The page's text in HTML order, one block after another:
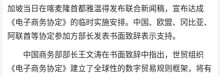
加坡当日在喀麦隆首都雅温得发布联合新闻稿，宣布达成
《电子商务协定》的临时实施安排。中国、欧盟、冈比亚、
阿联酋等协定参加方部长发表书面致辞表示支持。
中国商务部部长王文涛在书面致辞中指出，世贸组织
《电子商务协定》建立了全球性的数字贸易规则框架，将有
定》达成临时实施安排